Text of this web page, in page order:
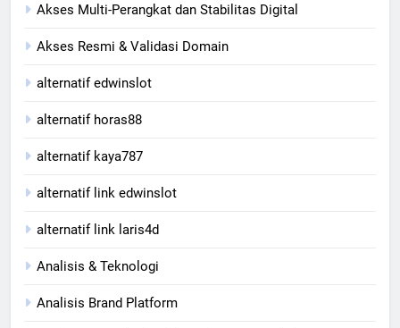
Akses Multi-Perangkat dan Stabilitas Digital
Akses Resmi & Validasi Domain
alternatif edwinslot
alternatif horas88
alternatif kaya787
alternatif link edwinslot
alternatif link laris4d
Analisis & Teknologi
Analisis Brand Platform